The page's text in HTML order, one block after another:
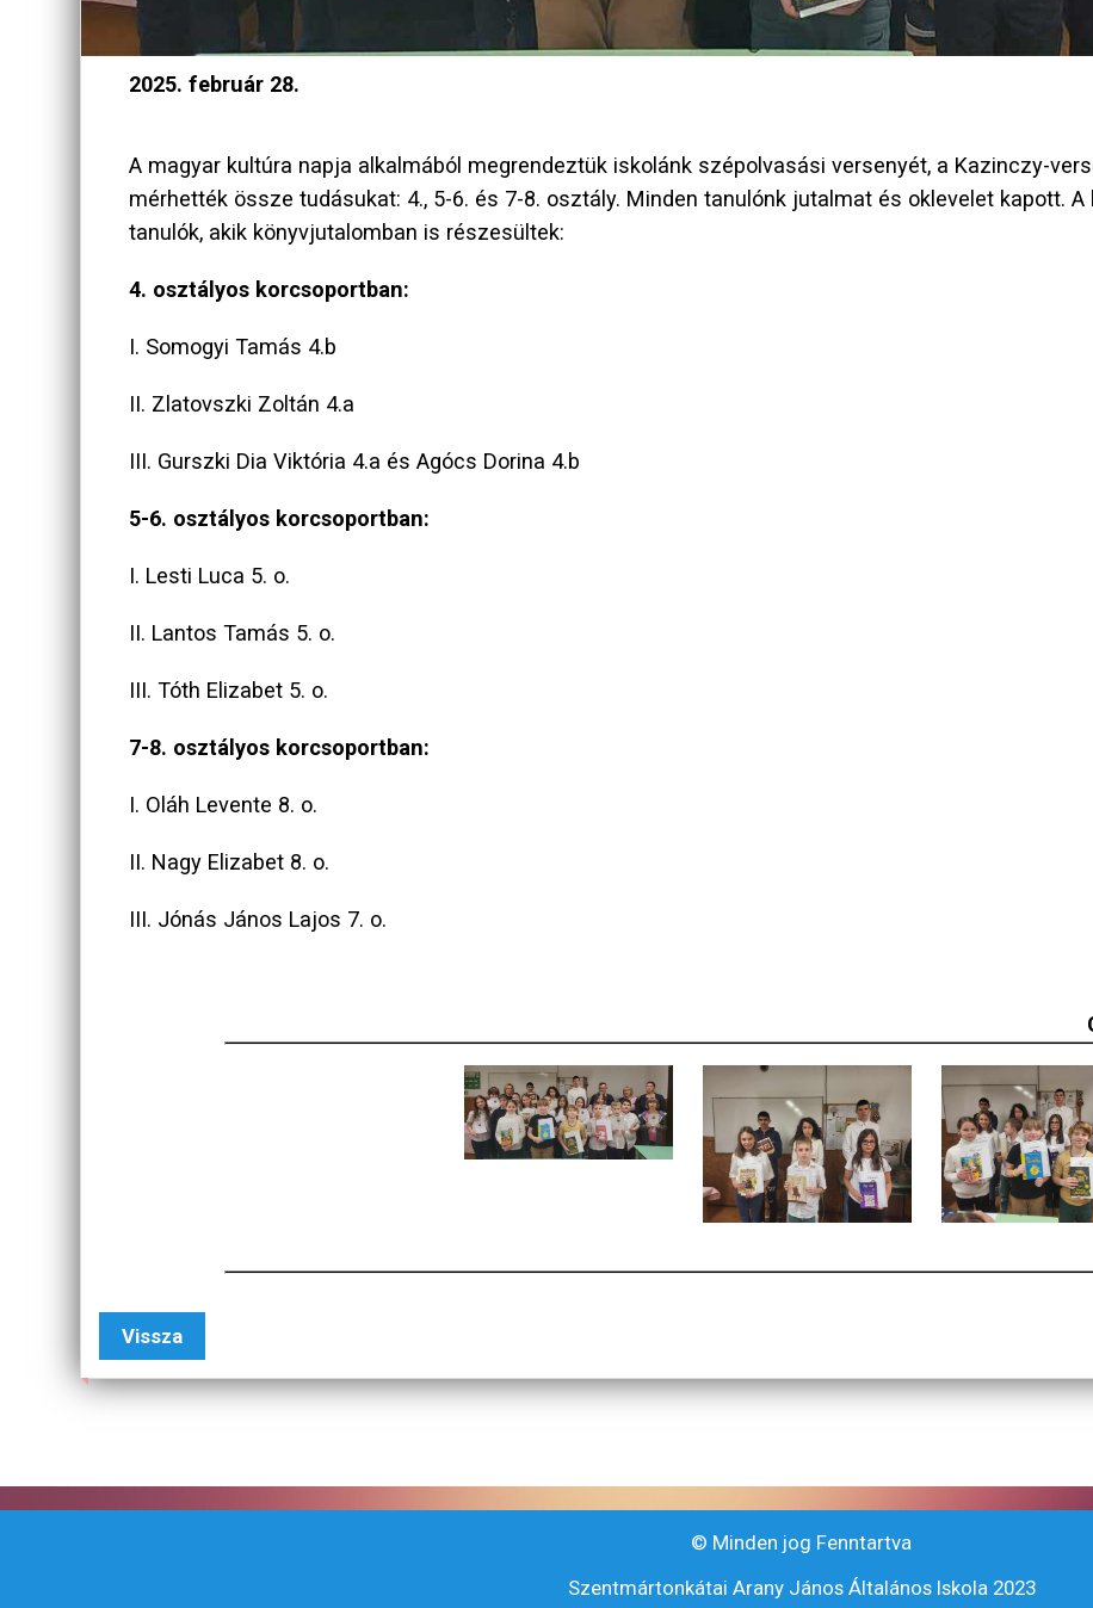
2025. február 28.
A magyar kultúra napja alkalmából megrendeztük iskolánk szépolvasási versenyét, a Kazinczy-
mérhették össze tudásukat: 4., 5-6. és 7-8. osztály. Minden tanulónk jutalmat és oklevelet kapott.
tanulók, akik könyvjutalomban is részesültek:
4. osztályos korcsoportban:
I. Somogyi Tamás 4.b
II. Zlatovszki Zoltán 4.a
III. Gurszki Dia Viktória 4.a és Agócs Dorina 4.b
5-6. osztályos korcsoportban:
I. Lesti Luca 5. o.
II. Lantos Tamás 5. o.
III. Tóth Elizabet 5. o.
7-8. osztályos korcsoportban:
I. Oláh Levente 8. o.
II. Nagy Elizabet 8. o.
III. Jónás János Lajos 7. o.
Vissza
© Minden jog Fenntartva
Szentmártonkátai Arany János Általános Iskola 2023